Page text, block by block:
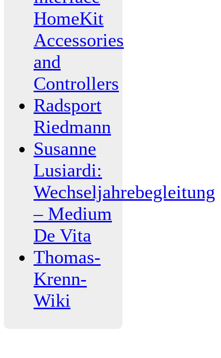
HomeKit
Accessories
and
Controllers
Radsport
Riedmann
Susanne
Lusiardi:
Wechseljahrebegleitung
– Medium
De Vita
Thomas-
Krenn-
Wiki